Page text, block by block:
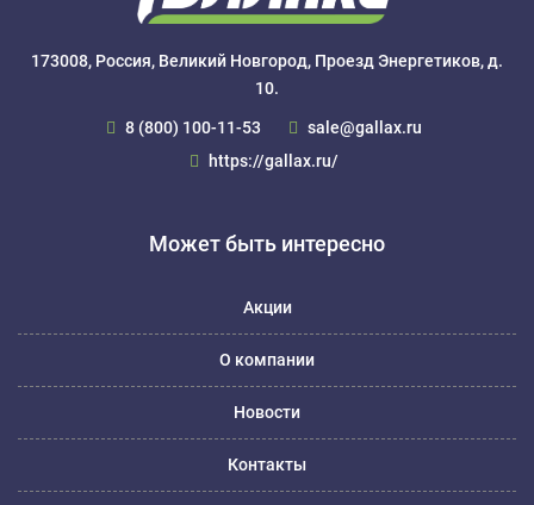
173008, Россия, Великий Новгород, Проезд Энергетиков, д.
10.
8 (800) 100-11-53
sale@gallax.ru
https://gallax.ru/
Может быть интересно
Акции
О компании
Новости
Контакты